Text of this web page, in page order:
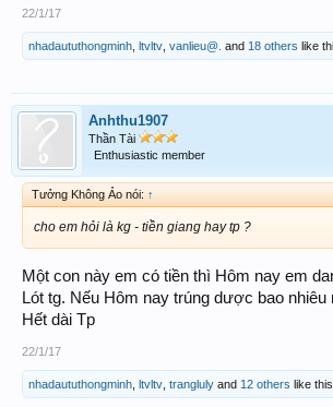
22/1/17
nhadaututhongminh ltvltv vanlieu@. and 18 others like
Anhthu1907
Thần Tài
Enthusiastic member
Tưởng Không Ảo nói: ↑
cho em hỏi là kg - tiền giang hay tp ?
Một con này em có tiền thì Hôm nay em
Lót tg. Nếu Hôm nay trúng dược bao nhiêu
Hết dài Tp
22/1/17
nhadaututhongminh ltvltv trangluly and 12 others like this.